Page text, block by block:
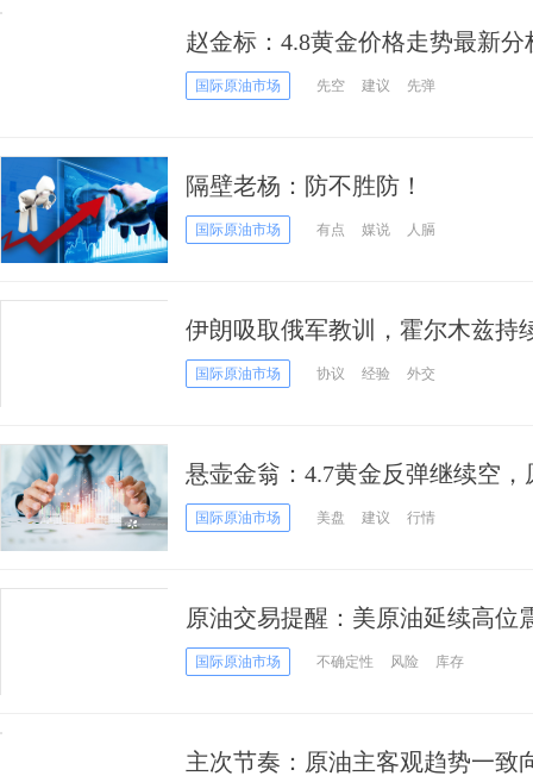
赵金标：4.8黄金价格走势最新
国际原油市场 先空 建议 先弹
隔壁老杨：防不胜防！
国际原油市场 有点 媒说 人膈
伊朗吸取俄军教训，霍尔木兹持
价国际原油市场 协议 经验 外交
悬壶金翁：4.7黄金反弹继续空
国际原油市场 美盘 建议 行情
原油交易提醒：美原油延续高位
加剧
国际原油市场 不确定性 风险 库存
主次节奏：原油主客观趋势一致